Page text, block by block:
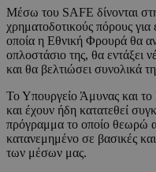
Μέσω του SAFE δίνονται
χρηματοδοτικούς πόρους
οποία η Εθνική Φρουρά θα
οπλοστάσιο της, θα εντάξει
και θα βελτιώσει συνολικά
Το Υπουργείο Άμυνας και
και έχουν ήδη κατατεθεί
πρόγραμμα το οποίο θεωρώ
κατανεμημένο σε βασικές
των μέσων μας.